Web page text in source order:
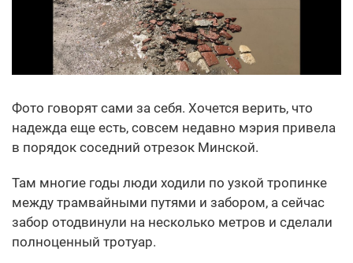
Фото говорят сами за себя. Хочется верить, что
надежда еще есть, совсем недавно мэрия привела
в порядок соседний отрезок Минской.
Там многие годы люди ходили по узкой тропинке
между трамвайными путями и забором, а сейчас
забор отодвинули на несколько метров и сделали
полноценный тротуар.